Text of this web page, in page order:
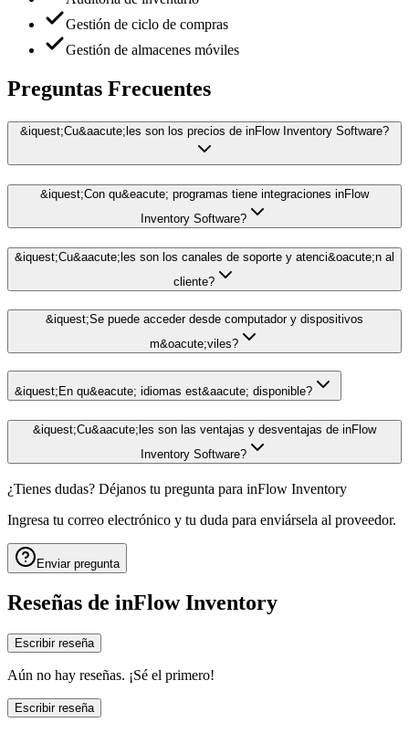
Gestión de ciclo de compras
Gestión de almacenes móviles
Preguntas Frecuentes
&iquest;Cu&aacute;les son los precios de inFlow Inventory Software?
&iquest;Con qu&eacute; programas tiene integraciones inFlow
Inventory Software?
&iquest;Cu&aacute;les son los canales de soporte y atenci&oacute;n al
cliente?
&iquest;Se puede acceder desde computador y dispositivos
m&oacute;viles?
&iquest;En qu&eacute; idiomas est&aacute; disponible?
&iquest;Cu&aacute;les son las ventajas y desventajas de inFlow
Inventory Software?
¿Tienes dudas? Déjanos tu pregunta para inFlow Inventory
Ingresa tu correo electrónico y tu duda para enviársela al proveedor.
Enviar pregunta
Reseñas de inFlow Inventory
Escribir reseña
Aún no hay reseñas. ¡Sé el primero!
Escribir reseña